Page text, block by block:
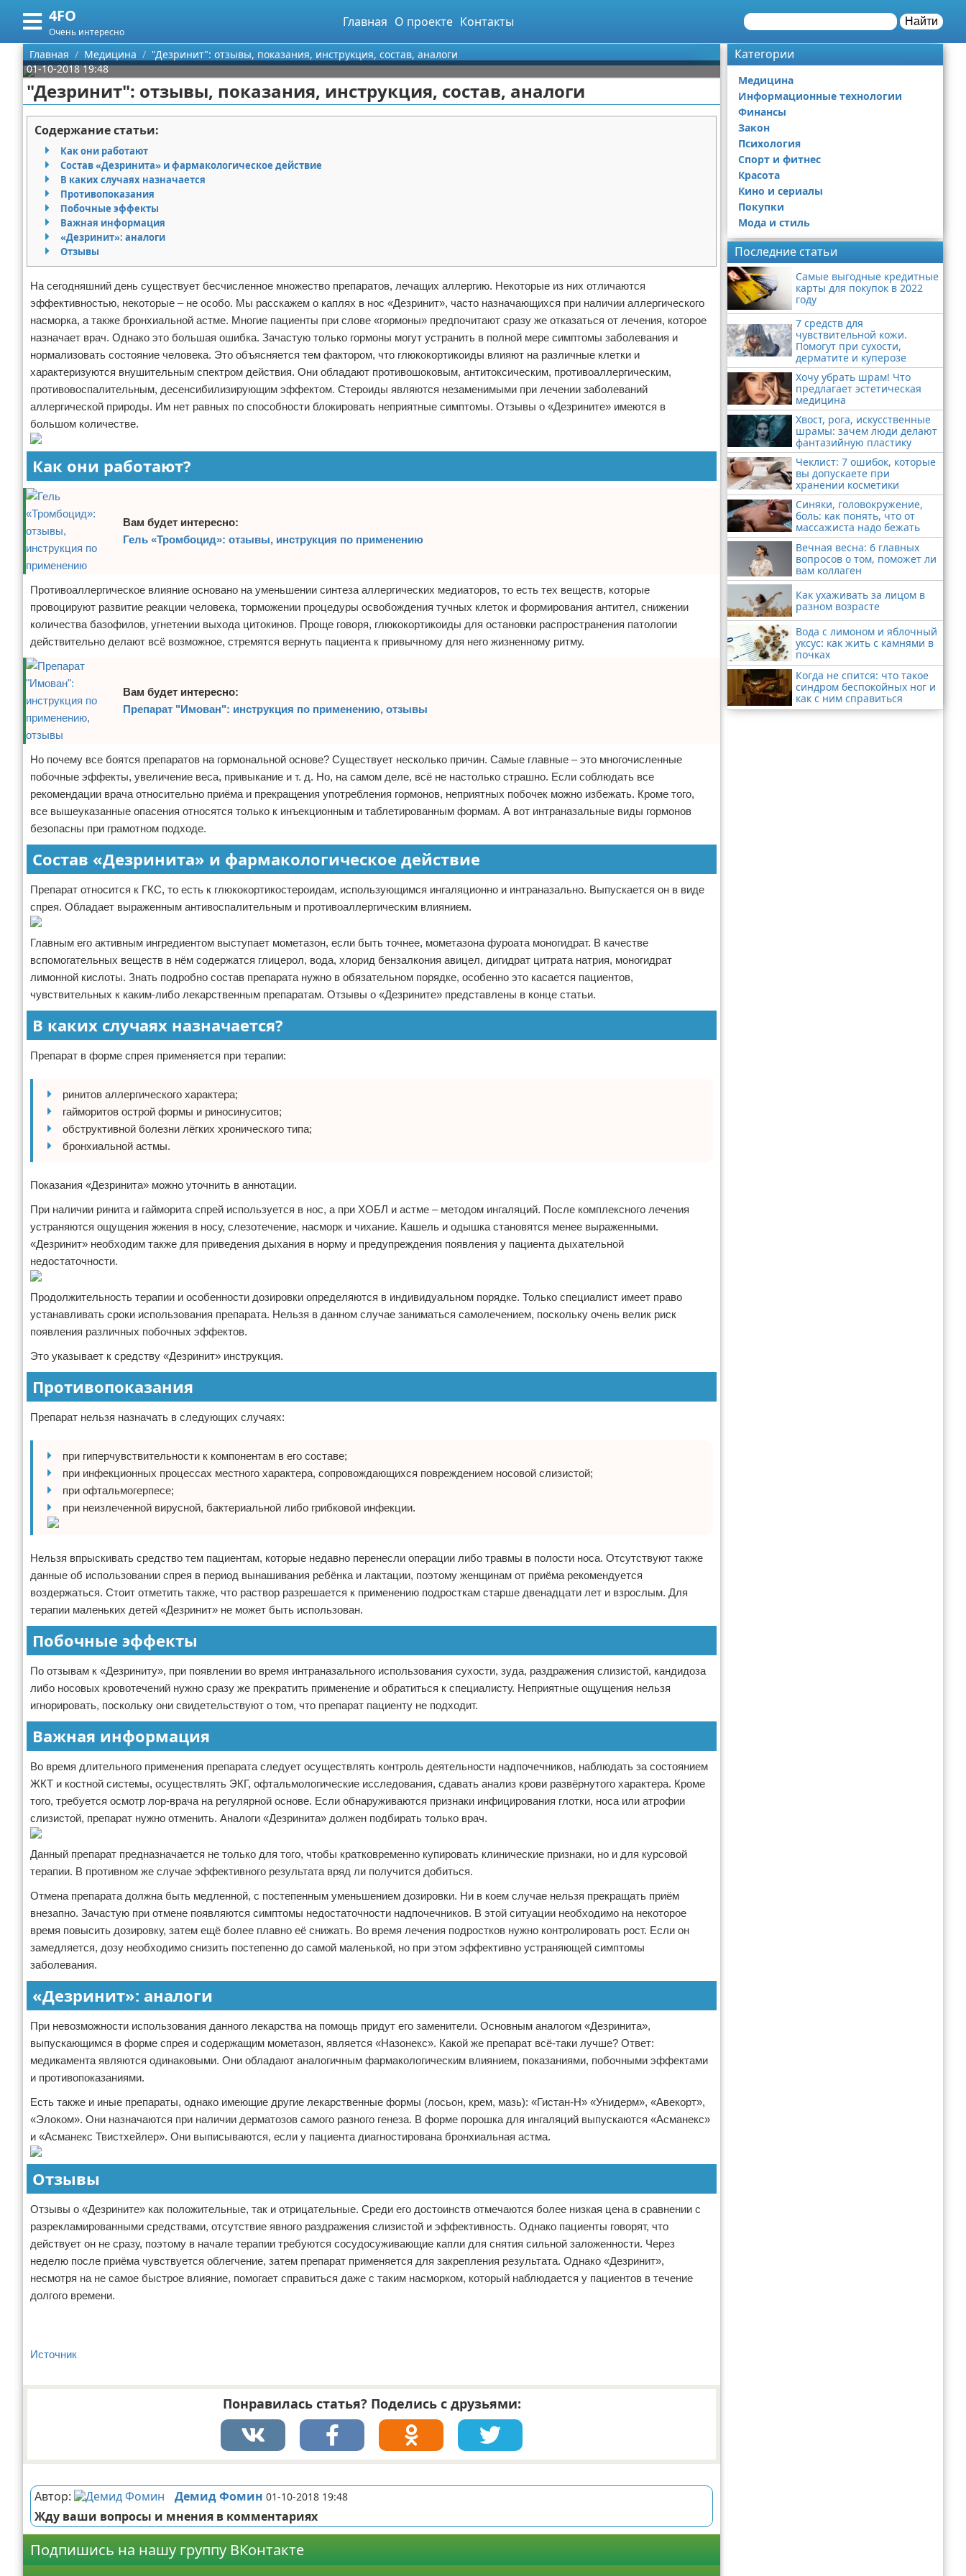
4FO
Очень интересно
Главная О проекте Контакты Найти
Меню
Главная
Категории
Медицина
Информационные технологии
Финансы
Закон
Психология
Красота
Кино и сериалы
Покупки
Мода и стиль
Поиск
О проекте
Контакты
Сотрудничество
Размещение рекламы
Условия предоставления информации
Отказ от ответственности
Главная Медицина
"Дезринит": отзывы, показания, инструкция, состав, аналоги
01-10-2018 19:48
"Дезринит": отзывы, показания, инструкция, состав, аналоги
Содержание статьи:
Как они работают
Состав «Дезринита» и фармакологическое действие
В каких случаях назначается
Противопоказания
Побочные эффекты
Важная информация
«Дезринит»: аналоги
Отзывы
На сегодняшний день существует бесчисленное множество препаратов, лечащих аллергию. Некоторые из них отличаются
эффективностью, некоторые – не особо. Мы расскажем о каплях в нос «Дезринит», часто назначающихся при наличии аллергического
насморка, а также бронхиальной астме. Многие пациенты при слове «гормоны» предпочитают сразу же отказаться от лечения, которое
назначает врач. Однако это большая ошибка. Зачастую только гормоны могут устранить в полной мере симптомы заболевания и
нормализовать состояние человека. Это объясняется тем фактором, что глюкокортикоиды влияют на различные клетки и
характеризуются внушительным спектром действия. Они обладают противошоковым, антитоксическим, противоаллергическим,
противовоспалительным, десенсибилизирующим эффектом. Стероиды являются незаменимыми при лечении заболеваний
аллергической природы. Им нет равных по способности блокировать неприятные симптомы. Отзывы о «Дезрините» имеются в
большом количестве.
Как они работают?
Вам будет интересно:
Гель «Тромбоцид»: отзывы, инструкция по применению
Противоаллергическое влияние основано на уменьшении синтеза аллергических медиаторов, то есть тех веществ, которые
провоцируют развитие реакции человека, торможении процедуры освобождения тучных клеток и формирования антител, снижении
количества базофилов, угнетении выхода цитокинов. Проще говоря, глюкокортикоиды для остановки распространения патологии
действительно делают всё возможное, стремятся вернуть пациента к привычному для него жизненному ритму.
Вам будет интересно:
Препарат "Имован": инструкция по применению, отзывы
Но почему все боятся препаратов на гормональной основе? Существует несколько причин. Самые главные – это многочисленные
побочные эффекты, увеличение веса, привыкание и т. д. Но, на самом деле, всё не настолько страшно. Если соблюдать все
рекомендации врача относительно приёма и прекращения употребления гормонов, неприятных побочек можно избежать. Кроме того,
все вышеуказанные опасения относятся только к инъекционным и таблетированным формам. А вот интраназальные виды гормонов
безопасны при грамотном подходе.
Состав «Дезринита» и фармакологическое действие
Препарат относится к ГКС, то есть к глюкокортикостероидам, использующимся ингаляционно и интраназально. Выпускается он в виде
спрея. Обладает выраженным антивоспалительным и противоаллергическим влиянием.
Главным его активным ингредиентом выступает мометазон, если быть точнее, мометазона фуроата моногидрат. В качестве
вспомогательных веществ в нём содержатся глицерол, вода, хлорид бензалкония авицел, дигидрат цитрата натрия, моногидрат
лимонной кислоты. Знать подробно состав препарата нужно в обязательном порядке, особенно это касается пациентов,
чувствительных к каким-либо лекарственным препаратам. Отзывы о «Дезрините» представлены в конце статьи.
В каких случаях назначается?
Препарат в форме спрея применяется при терапии:
ринитов аллергического характера;
гайморитов острой формы и риносинуситов;
обструктивной болезни лёгких хронического типа;
бронхиальной астмы.
Показания «Дезринита» можно уточнить в аннотации.
При наличии ринита и гайморита спрей используется в нос, а при ХОБЛ и астме – методом ингаляций. После комплексного лечения
устраняются ощущения жжения в носу, слезотечение, насморк и чихание. Кашель и одышка становятся менее выраженными.
«Дезринит» необходим также для приведения дыхания в норму и предупреждения появления у пациента дыхательной
недостаточности.
Продолжительность терапии и особенности дозировки определяются в индивидуальном порядке. Только специалист имеет право
устанавливать сроки использования препарата. Нельзя в данном случае заниматься самолечением, поскольку очень велик риск
появления различных побочных эффектов.
Это указывает к средству «Дезринит» инструкция.
Противопоказания
Препарат нельзя назначать в следующих случаях:
при гиперчувствительности к компонентам в его составе;
при инфекционных процессах местного характера, сопровождающихся повреждением носовой слизистой;
при офтальмогерпесе;
при неизлеченной вирусной, бактериальной либо грибковой инфекции.
Нельзя впрыскивать средство тем пациентам, которые недавно перенесли операции либо травмы в полости носа. Отсутствуют также
данные об использовании спрея в период вынашивания ребёнка и лактации, поэтому женщинам от приёма рекомендуется
воздержаться. Стоит отметить также, что раствор разрешается к применению подросткам старше двенадцати лет и взрослым. Для
терапии маленьких детей «Дезринит» не может быть использован.
Побочные эффекты
По отзывам к «Дезриниту», при появлении во время интраназального использования сухости, зуда, раздражения слизистой, кандидоза
либо носовых кровотечений нужно сразу же прекратить применение и обратиться к специалисту. Неприятные ощущения нельзя
игнорировать, поскольку они свидетельствуют о том, что препарат пациенту не подходит.
Важная информация
Во время длительного применения препарата следует осуществлять контроль деятельности надпочечников, наблюдать за состоянием
ЖКТ и костной системы, осуществлять ЭКГ, офтальмологические исследования, сдавать анализ крови развёрнутого характера. Кроме
того, требуется осмотр лор-врача на регулярной основе. Если обнаруживаются признаки инфицирования глотки, носа или атрофии
слизистой, препарат нужно отменить. Аналоги «Дезринита» должен подбирать только врач.
Данный препарат предназначается не только для того, чтобы кратковременно купировать клинические признаки, но и для курсовой
терапии. В противном же случае эффективного результата вряд ли получится добиться.
Отмена препарата должна быть медленной, с постепенным уменьшением дозировки. Ни в коем случае нельзя прекращать приём
внезапно. Зачастую при отмене появляются симптомы недостаточности надпочечников. В этой ситуации необходимо на некоторое
время повысить дозировку, затем ещё более плавно её снижать. Во время лечения подростков нужно контролировать рост. Если он
замедляется, дозу необходимо снизить постепенно до самой маленькой, но при этом эффективно устраняющей симптомы
заболевания.
«Дезринит»: аналоги
При невозможности использования данного лекарства на помощь придут его заменители. Основным аналогом «Дезринита»,
выпускающимся в форме спрея и содержащим мометазон, является «Назонекс». Какой же препарат всё-таки лучше? Ответ:
медикамента являются одинаковыми. Они обладают аналогичным фармакологическим влиянием, показаниями, побочными эффектами
и противопоказаниями.
Есть также и иные препараты, однако имеющие другие лекарственные формы (лосьон, крем, мазь): «Гистан-Н» «Унидерм», «Авекорт»,
«Элоком». Они назначаются при наличии дерматозов самого разного генеза. В форме порошка для ингаляций выпускаются «Асманекс»
и «Асманекс Твистхейлер». Они выписываются, если у пациента диагностирована бронхиальная астма.
Отзывы
Отзывы о «Дезрините» как положительные, так и отрицательные. Среди его достоинств отмечаются более низкая цена в сравнении с
разрекламированными средствами, отсутствие явного раздражения слизистой и эффективность. Однако пациенты говорят, что
действует он не сразу, поэтому в начале терапии требуются сосудосуживающие капли для снятия сильной заложенности. Через
неделю после приёма чувствуется облегчение, затем препарат применяется для закрепления результата. Однако «Дезринит»,
несмотря на не самое быстрое влияние, помогает справиться даже с таким насморком, который наблюдается у пациентов в течение
долгого времени.
Источник
Понравилась статья? Поделись с друзьями:
Автор: Демид Фомин 01-10-2018 19:48
Жду ваши вопросы и мнения в комментариях
Подпишись на нашу группу ВКонтакте
Категории
Медицина
Информационные технологии
Финансы
Закон
Психология
Спорт и фитнес
Красота
Кино и сериалы
Покупки
Мода и стиль
Последние статьи
Самые выгодные кредитные
карты для покупок в 2022
году
7 средств для
чувствительной кожи.
Помогут при сухости,
дерматите и куперозе
Хочу убрать шрам! Что
предлагает эстетическая
медицина
Хвост, рога, искусственные
шрамы: зачем люди делают
фантазийную пластику
Чеклист: 7 ошибок, которые
вы допускаете при
хранении косметики
Синяки, головокружение,
боль: как понять, что от
массажиста надо бежать
Вечная весна: 6 главных
вопросов о том, поможет ли
вам коллаген
Как ухаживать за лицом в
разном возрасте
Вода с лимоном и яблочный
уксус: как жить с камнями в
почках
Когда не спится: что такое
синдром беспокойных ног и
как с ним справиться